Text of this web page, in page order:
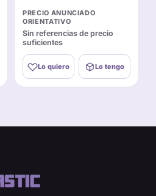
PRECIO ANUNCIADO
ORIENTATIVO
Sin referencias de precio
suficientes
Lo quiero Lo tengo